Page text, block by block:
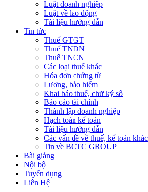
Luật doanh nghiệp
Luật về lao động
Tài liệu hướng dẫn
Tin tức
Thuế GTGT
Thuế TNDN
Thuế TNCN
Các loại thuế khác
Hóa đơn chứng từ
Lương, bảo hiểm
Khai báo thuế, chữ ký số
Báo cáo tài chính
Thành lập doanh nghiệp
Hạch toán kế toán
Tài liệu hướng dẫn
Các vấn đề về thuế, kế toán khác
Tin về BCTC GROUP
Bài giảng
Nội bộ
Tuyển dụng
Liên Hệ